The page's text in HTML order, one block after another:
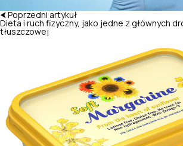
⮜ Poprzedni artykuł
Dieta i ruch fizyczny, jako jedne z głównych
tłuszczowej